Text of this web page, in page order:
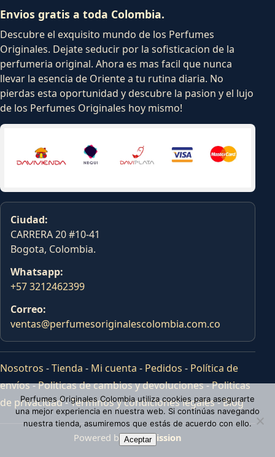
Envios gratis a toda Colombia.
Descubre el exquisito mundo de los Perfumes
Originales. Dejate seducir por la sofisticacion de la
perfumeria original. Ahora es mas facil que nunca
llevar la esencia de Oriente a tu rutina diaria. No
pierdas esta oportunidad y descubre la pasion y el lujo
de los Perfumes Originales hoy mismo!
Ciudad:
CARRERA 20 #10-41
Bogota, Colombia.
Whatsapp:
+57 3212462399
Correo:
ventas@perfumesoriginalescolombia.com.co
Nosotros -Tienda - Mi cuenta - Pedidos - Política de
envíos-Politicas de cambios y devoluciones-Politicas
de privacidad-Terminos y condiciones legales-Blog
Powered byTras Mission
Perfumes Originales Colombia utiliza cookies para asegurarte
una mejor experiencia en nuestra web. Si continúas navegando
nuestra tienda, asumiremos que estás de acuerdo con ello.
Aceptar